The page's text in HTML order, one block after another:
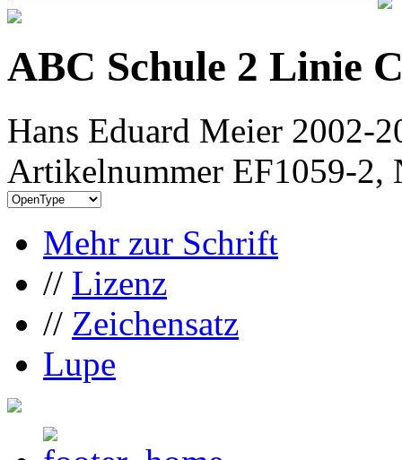
ABC Schule 2 Linie
Hans Eduard Meier 2002-
Artikelnummer EF1059-2,
Mehr zur Schrift
// Lizenz
// Zeichensatz
Lupe